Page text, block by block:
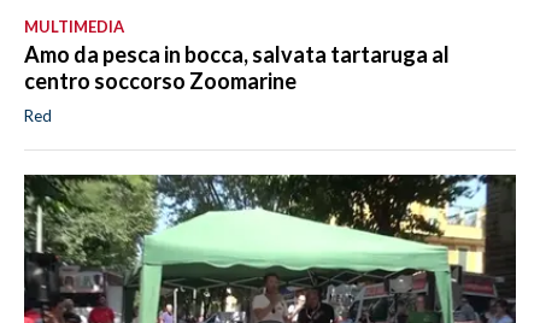
MULTIMEDIA
Amo da pesca in bocca, salvata tartaruga al
centro soccorso Zoomarine
Red